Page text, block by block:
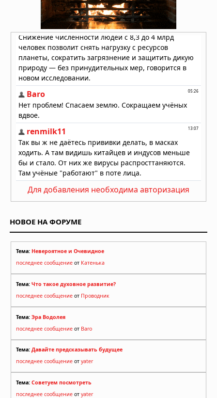
Лесные пожары объявлены
«угрозой национальной
безопасности» в Европе, пламя
распространилось на Грецию и
Великобританию
30.07.2026 в 13:57
Бразилию накрыли мощные
ураганы: пять человек погибли,
тысячи людей не смогли добраться
30.07.2026 в 12:02
Для добавления необходима авторизация
НОВОЕ НА ФОРУМЕ
Тема: Невероятное и Очевидное
последнее сообщение от Катенька
Тема: Что такое духовное развитие?
последнее сообщение от Проводник
Тема: Эра Водолея
последнее сообщение от Baro
Тема: Давайте предсказывать будущее
последнее сообщение от yater
Тема: Советуем посмотреть
последнее сообщение от yater